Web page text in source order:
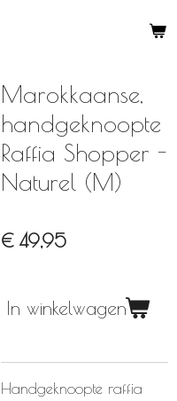
Marokkaanse,
handgeknoopte
Raffia Shopper -
Naturel (M)
€ 49,95
In winkelwagen
Handgeknoopte raffia